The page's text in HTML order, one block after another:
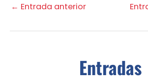
← Entrada anterior
Entradas